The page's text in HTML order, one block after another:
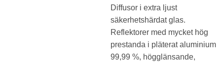
Diffusor i extra ljust
säkerhetshärdat glas.
Reflektorer med mycket hög
prestanda i pläterat aluminium
99,99 %, högglänsande,